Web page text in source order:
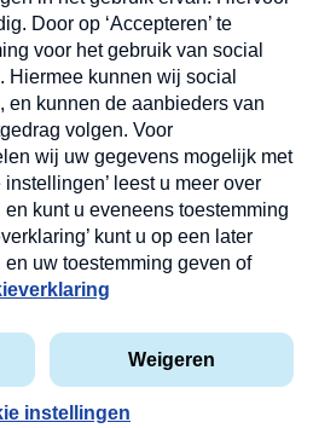
- Omroep MAX
op onze
en dinsdagochtend in uw